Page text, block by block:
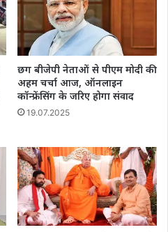
छग बीजेपी नेताओं से पीएम मोदी की
अहम चर्चा आज, ऑनलाइन
कॉन्फ्रेंसिंग के जरिए होगा संवाद
19.07.2025